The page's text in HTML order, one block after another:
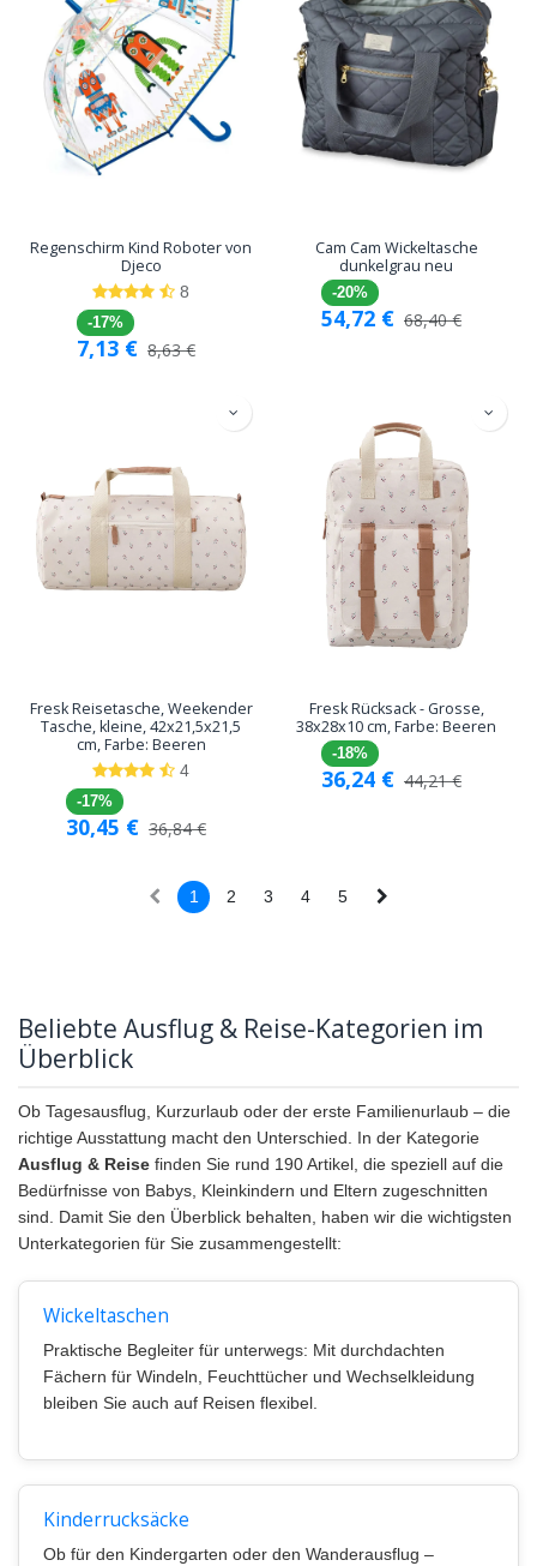
Regenschirm Kind Roboter von
Djeco
8
-17%
7,13 € 8,63€
Cam Cam Wickeltasche
dunkelgrau neu
-20%
54,72 € 68,40€
Fresk Reisetasche, Weekender
Tasche, kleine, 42x21,5x21,5
cm, Farbe: Beeren
4
-17%
30,45 € 36,84€
Fresk Rücksack - Grosse,
38x28x10 cm, Farbe: Beeren
-18%
36,24 € 44,21€
1 2 3 4 5
Beliebte Ausflug & Reise-Kategorien im
Überblick
Ob Tagesausflug, Kurzurlaub oder der erste Familienurlaub – die
richtige Ausstattung macht den Unterschied. In der Kategorie
Ausflug & Reise finden Sie rund 190 Artikel, die speziell auf die
Bedürfnisse von Babys, Kleinkindern und Eltern zugeschnitten
sind. Damit Sie den Überblick behalten, haben wir die wichtigsten
Unterkategorien für Sie zusammengestellt:
Wickeltaschen
Praktische Begleiter für unterwegs: Mit durchdachten
Fächern für Windeln, Feuchttücher und Wechselkleidung
bleiben Sie auch auf Reisen flexibel.
Kinderrucksäcke
Ob für den Kindergarten oder den Wanderausflug –